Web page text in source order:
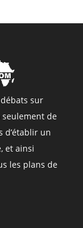
sur
seulement de
d’établir un
et ainsi
les plans de